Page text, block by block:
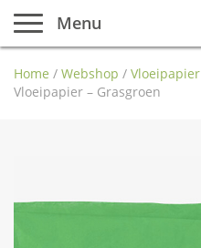
Menu
Home / Webshop / Vloeipapier
Vloeipapier – Grasgroen